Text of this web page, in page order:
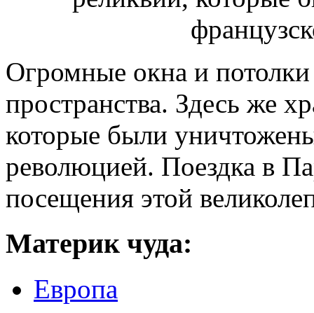
Огромные окна и потолки
пространства. Здесь же
которые были
революцией. Поездка в
посещения этой
Материк чуда:
Европа